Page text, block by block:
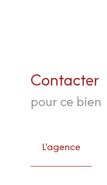
Contacter
pour ce bien
L'agence